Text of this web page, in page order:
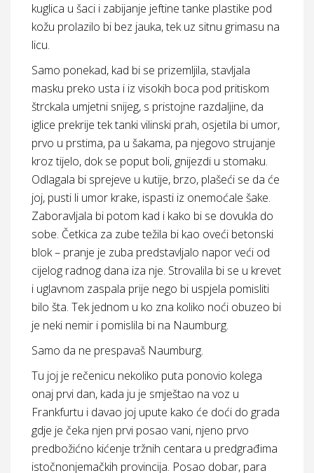
kuglica u šaci i zabijanje jeftine tanke plastike pod
kožu prolazilo bi bez jauka, tek uz sitnu grimasu na
licu.
Samo ponekad, kad bi se prizemljila, stavljala
masku preko usta i iz visokih boca pod pritiskom
štrckala umjetni snijeg, s pristojne razdaljine, da
iglice prekrije tek tanki vilinski prah, osjetila bi umor,
prvo u prstima, pa u šakama, pa njegovo strujanje
kroz tijelo, dok se poput boli, gnijezdi u stomaku.
Odlagala bi sprejeve u kutije, brzo, plašeći se da će
joj, pusti li umor krake, ispasti iz onemoćale šake.
Zaboravljala bi potom kad i kako bi se dovukla do
sobe. Četkica za zube težila bi kao oveći betonski
blok – pranje je zuba predstavljalo napor veći od
cijelog radnog dana iza nje. Strovalila bi se u krevet
i uglavnom zaspala prije nego bi uspjela pomisliti
bilo šta. Tek jednom u ko zna koliko noći obuzeo bi
je neki nemir i pomislila bi na Naumburg.
Samo da ne prespavaš Naumburg.
Tu joj je rečenicu nekoliko puta ponovio kolega
onaj prvi dan, kada ju je smještao na voz u
Frankfurtu i davao joj upute kako će doći do grada
gdje je čeka njen prvi posao vani, njeno prvo
predbožićno kićenje tržnih centara u predgrađima
istočnonjemačkih provincija. Posao dobar, para